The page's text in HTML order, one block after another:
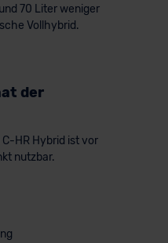
70 Liter weniger
Vollhybrid.
der
HR Hybrid ist vor
nutzbar.